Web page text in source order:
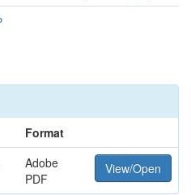
Format
Adobe
PDF
View/Open